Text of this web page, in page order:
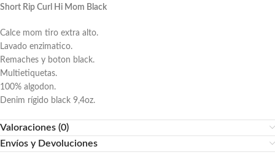
Short Rip Curl Hi Mom Black
Calce mom tiro extra alto.
Lavado enzimatico.
Remaches y boton black.
Multietiquetas.
100% algodon.
Denim rígido black 9,4oz.
Valoraciones (0)
Envíos y Devoluciones